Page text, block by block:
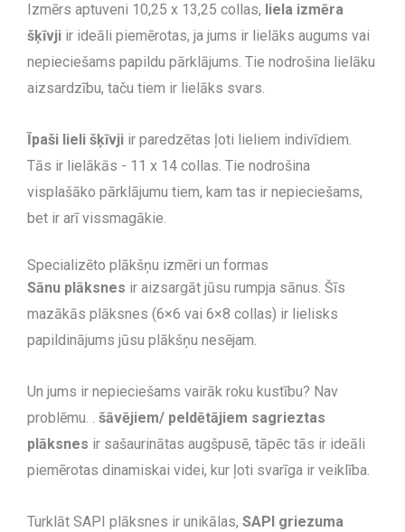
Izmērs aptuveni 10,25 x 13,25 collas, liela izmēra
šķīvji ir ideāli piemērotas, ja jums ir lielāks augums vai
nepieciešams papildu pārklājums. Tie nodrošina lielāku
aizsardzību, taču tiem ir lielāks svars.
Īpaši lieli šķīvji ir paredzētas ļoti lieliem indivīdiem.
Tās ir lielākās - 11 x 14 collas. Tie nodrošina
visplašāko pārklājumu tiem, kam tas ir nepieciešams,
bet ir arī vissmagākie.
Specializēto plākšņu izmēri un formas
Sānu plāksnes ir aizsargāt jūsu rumpja sānus. Šīs
mazākās plāksnes (6×6 vai 6×8 collas) ir lielisks
papildinājums jūsu plākšņu nesējam.
Un jums ir nepieciešams vairāk roku kustību? Nav
problēmu. . šāvējiem/ peldētājiem sagrieztas
plāksnes ir sašaurinātas augšpusē, tāpēc tās ir ideāli
piemērotas dinamiskai videi, kur ļoti svarīga ir veiklība.
Turklāt SAPI plāksnes ir unikālas, SAPI griezuma